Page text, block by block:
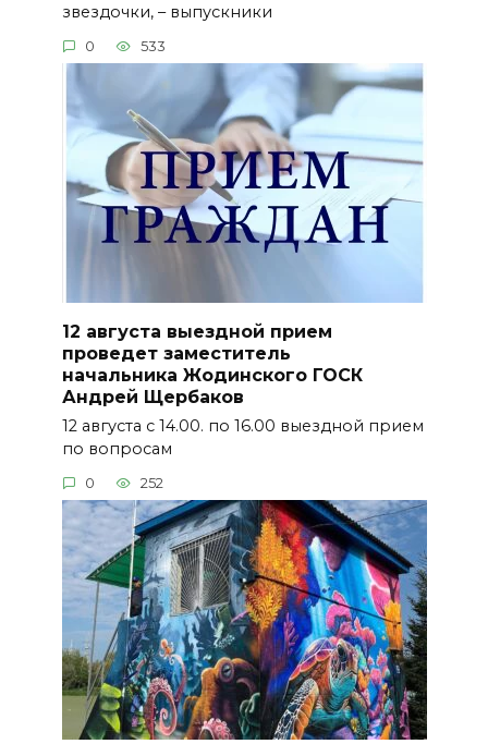
звездочки, – выпускники
0 533
12 августа выездной прием
проведет заместитель
начальника Жодинского ГОСК
Андрей Щербаков
12 августа с 14.00. по 16.00 выездной прием
по вопросам
0 252